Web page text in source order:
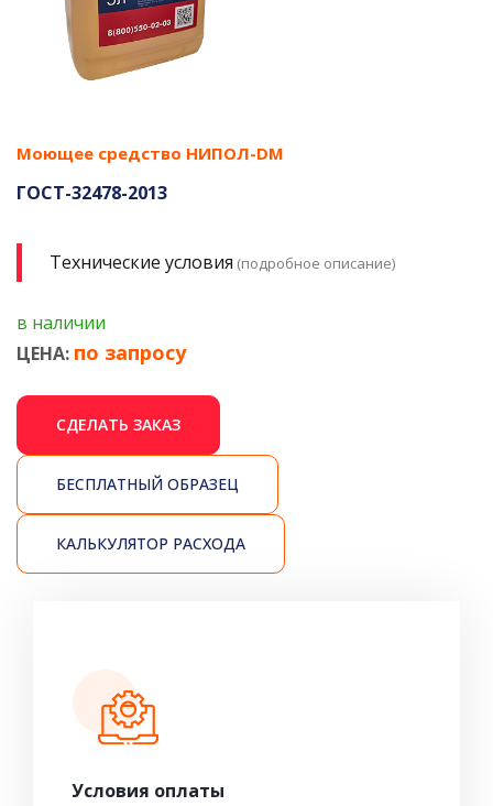
Моющее средство НИПОЛ-DM
ГОСТ-32478-2013
Технические условия (подробное описание)
в наличии
ЦЕНА: по запросу
СДЕЛАТЬ ЗАКАЗ
БЕСПЛАТНЫЙ ОБРАЗЕЦ
КАЛЬКУЛЯТОР РАСХОДА
Условия оплаты